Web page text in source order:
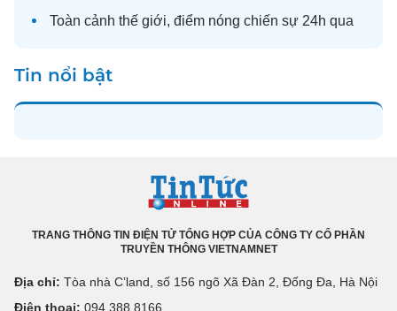
Toàn cảnh thế giới, điểm nóng chiến sự 24h qua
Tin nổi bật
TRANG THÔNG TIN ĐIỆN TỬ TỔNG HỢP CỦA CÔNG TY CỔ PHẦN
TRUYỀN THÔNG VIETNAMNET
Địa chỉ: Tòa nhà C’land, số 156 ngõ Xã Đàn 2, Đống Đa, Hà Nội
Điện thoại: 094 388 8166